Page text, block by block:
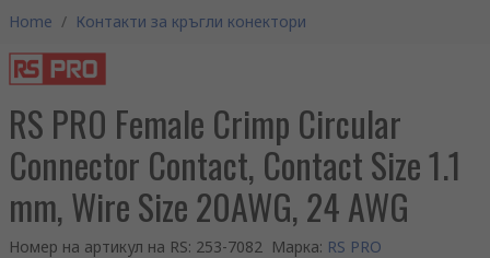
Home / Контакти за кръгли конектори
RS PRO Female Crimp Circular
Connector Contact, Contact Size 1.1
mm, Wire Size 20AWG, 24 AWG
Номер на артикул на RS: 253-7082 Марка: RS PRO